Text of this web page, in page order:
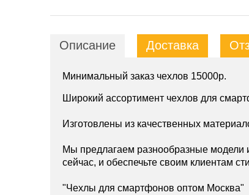
Описание Доставка
Минимальный заказ чехлов 15000р.
Широкий ассортимент чехлов для
Изготовлены из качественных
Мы предлагаем разнообразные
сейчас, и обеспечьте своим клиентам
"Чехлы для смартфонов оптом Москва"